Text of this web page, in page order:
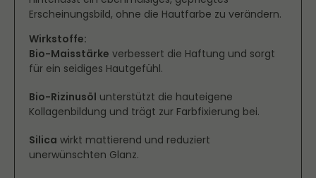
Erscheinungsbild, ohne die Hautfarbe zu verändern.
Wirkstoffe:
Bio-Maisstärke verbessert die Haftung und sorgt
für ein seidiges Hautgefühl.
Bio-Rizinusöl unterstützt die hauteigene
Kollagenbildung und trägt zur Farbfixierung bei.
Silica wirkt mattierend und reduziert
unerwünschten Glanz.